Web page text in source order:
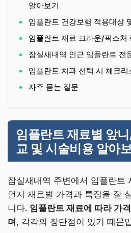
알아보기
임플란트 건강보험 적용대상
임플란트 재료 크라운/픽스처
잠실새내역 인근 임플란트 전
임플란트 치과 선택 시 체크
자주 묻는 질문
임플란트 재료별 앞
교 및 시술비용 알아보
잠실새내역 주변에서 임플란트
먼저 재료별 가격과 특징을 잘
니다. 임플란트 재료에 따라 가
며 , 각각의 장단점이 있기 때문